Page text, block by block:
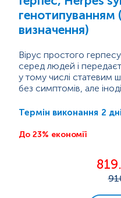
Пренатальна
Онкомаркери
Генетичні
Бактеріологічні
Цитологічні
генотипуванням
визначення)
Вірус простого
серед людей і
у тому числі статевим
без симптомів, але
слизових оболонках
організмі на все життя
оскільки може...
Термін виконання 2 дні
До 23% економії